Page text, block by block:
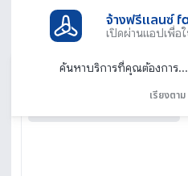
จ้างฟรีแลนซ์
เปิดผ่านแอปเพื่อ
เรียงตาม